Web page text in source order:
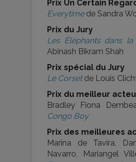
Prix Un Certain
Everytimede Sandra
Prix du Jury
Les Éléphants dans
Abinash Bikram Shah
Prix spécial du Jury
Le Corsetde Louis
Prix du meilleur
Bradley Fiona
Congo Boy
Prix des meilleures
Marina de Tavira,
Navarro, Mariangel